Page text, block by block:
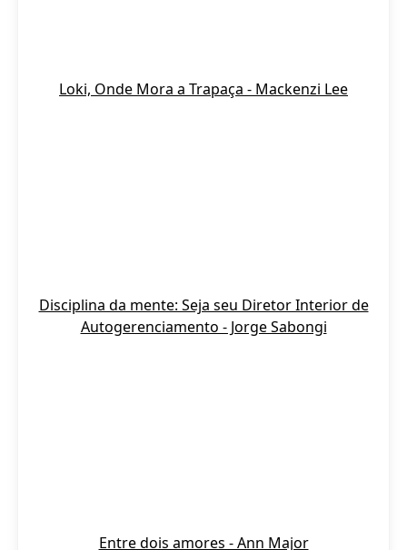
Loki, Onde Mora a Trapaça - Mackenzi Lee
Disciplina da mente: Seja seu Diretor Interior de
Autogerenciamento - Jorge Sabongi
Entre dois amores - Ann Major